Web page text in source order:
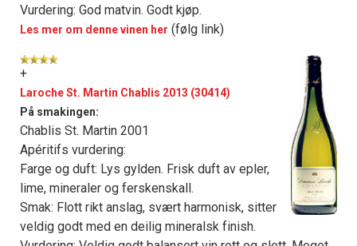
Vurdering: God matvin. Godt kjøp.
Les mer om denne vinen her (følg link)
+
Laroche St. Martin Chablis 2013 (30414)
På smakingen:
Chablis St. Martin 2001
Apéritifs vurdering:
Farge og duft: Lys gylden. Frisk duft av epler,
lime, mineraler og ferskenskall.
Smak: Flott rikt anslag, svært harmonisk, sitter
veldig godt med en deilig mineralsk finish.